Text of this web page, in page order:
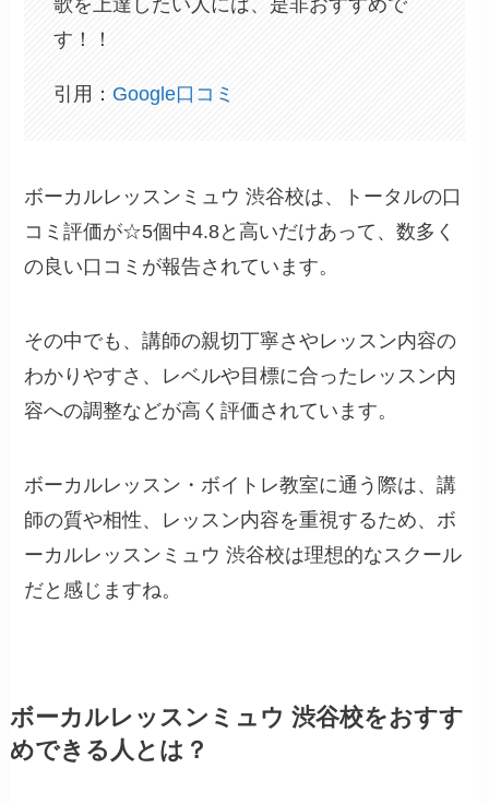
す！！
引用： Google口コミ
ボーカルレッスンミュウ 渋谷校は、トータルの口
コミ評価が☆5個中4.8と高いだけあって、数多く
の良い口コミが報告されています。
その中でも、講師の親切丁寧さやレッスン内容の
わかりやすさ、レベルや目標に合ったレッスン内
容への調整などが高く評価されています。
ボーカルレッスン・ボイトレ教室に通う際は、講
師の質や相性、レッスン内容を重視するため、ボ
ーカルレッスンミュウ 渋谷校は理想的なスクール
だと感じますね。
ボーカルレッスンミュウ 渋谷校をおすす
めできる人とは？